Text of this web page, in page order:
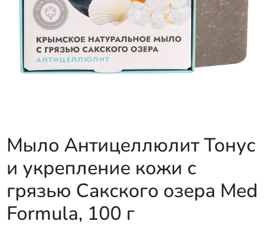
Мыло Антицеллюлит Тонус
и укрепление кожи с
грязью Сакского озера Med
Formula, 100 г